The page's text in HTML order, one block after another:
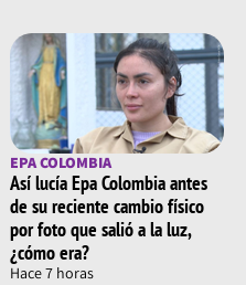
EPA COLOMBIA
Así lucía Epa Colombia antes
de su reciente cambio físico
por foto que salió a la luz,
¿cómo era?
Hace 7 horas